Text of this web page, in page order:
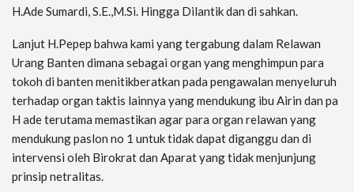
H.Ade Sumardi, S.E.,M.Si. Hingga Dilantik dan di sahkan.
Lanjut H.Pepep bahwa kami yang tergabung dalam Relawan
Urang Banten dimana sebagai organ yang menghimpun para
tokoh di banten menitikberatkan pada pengawalan menyeluruh
terhadap organ taktis lainnya yang mendukung ibu Airin dan pa
H ade terutama memastikan agar para organ relawan yang
mendukung paslon no 1 untuk tidak dapat diganggu dan di
intervensi oleh Birokrat dan Aparat yang tidak menjunjung
prinsip netralitas.